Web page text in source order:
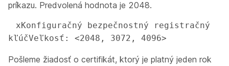
príkazu. Predvolená hodnota je 2048.
kľúčVeľkosť: <2048, 3072, 4096>
Pošleme žiadosť o certifikát, ktorý je platný jeden rok